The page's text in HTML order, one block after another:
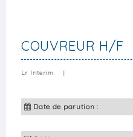
COUVREUR H/F
Lr Interim |
Date de parution :